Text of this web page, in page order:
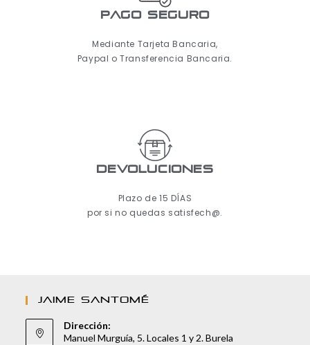
pago seguro
Mediante Tarjeta Bancaria,
Paypal o Transferencia Bancaria.
Devoluciones
Plazo de 15 DÍAS
por si no quedas satisfech@.
JAIME SANTOMÉ
Dirección:
Manuel Murguía, 5. Locales 1 y 2. Burela